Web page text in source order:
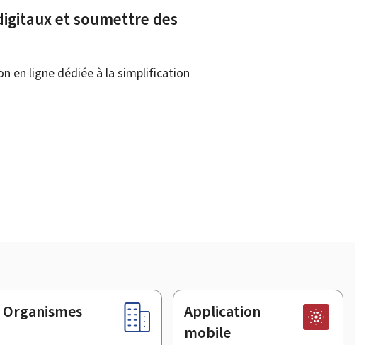
et soumettre des
en ligne dédiée à la simplification
Organismes
Application
mobile